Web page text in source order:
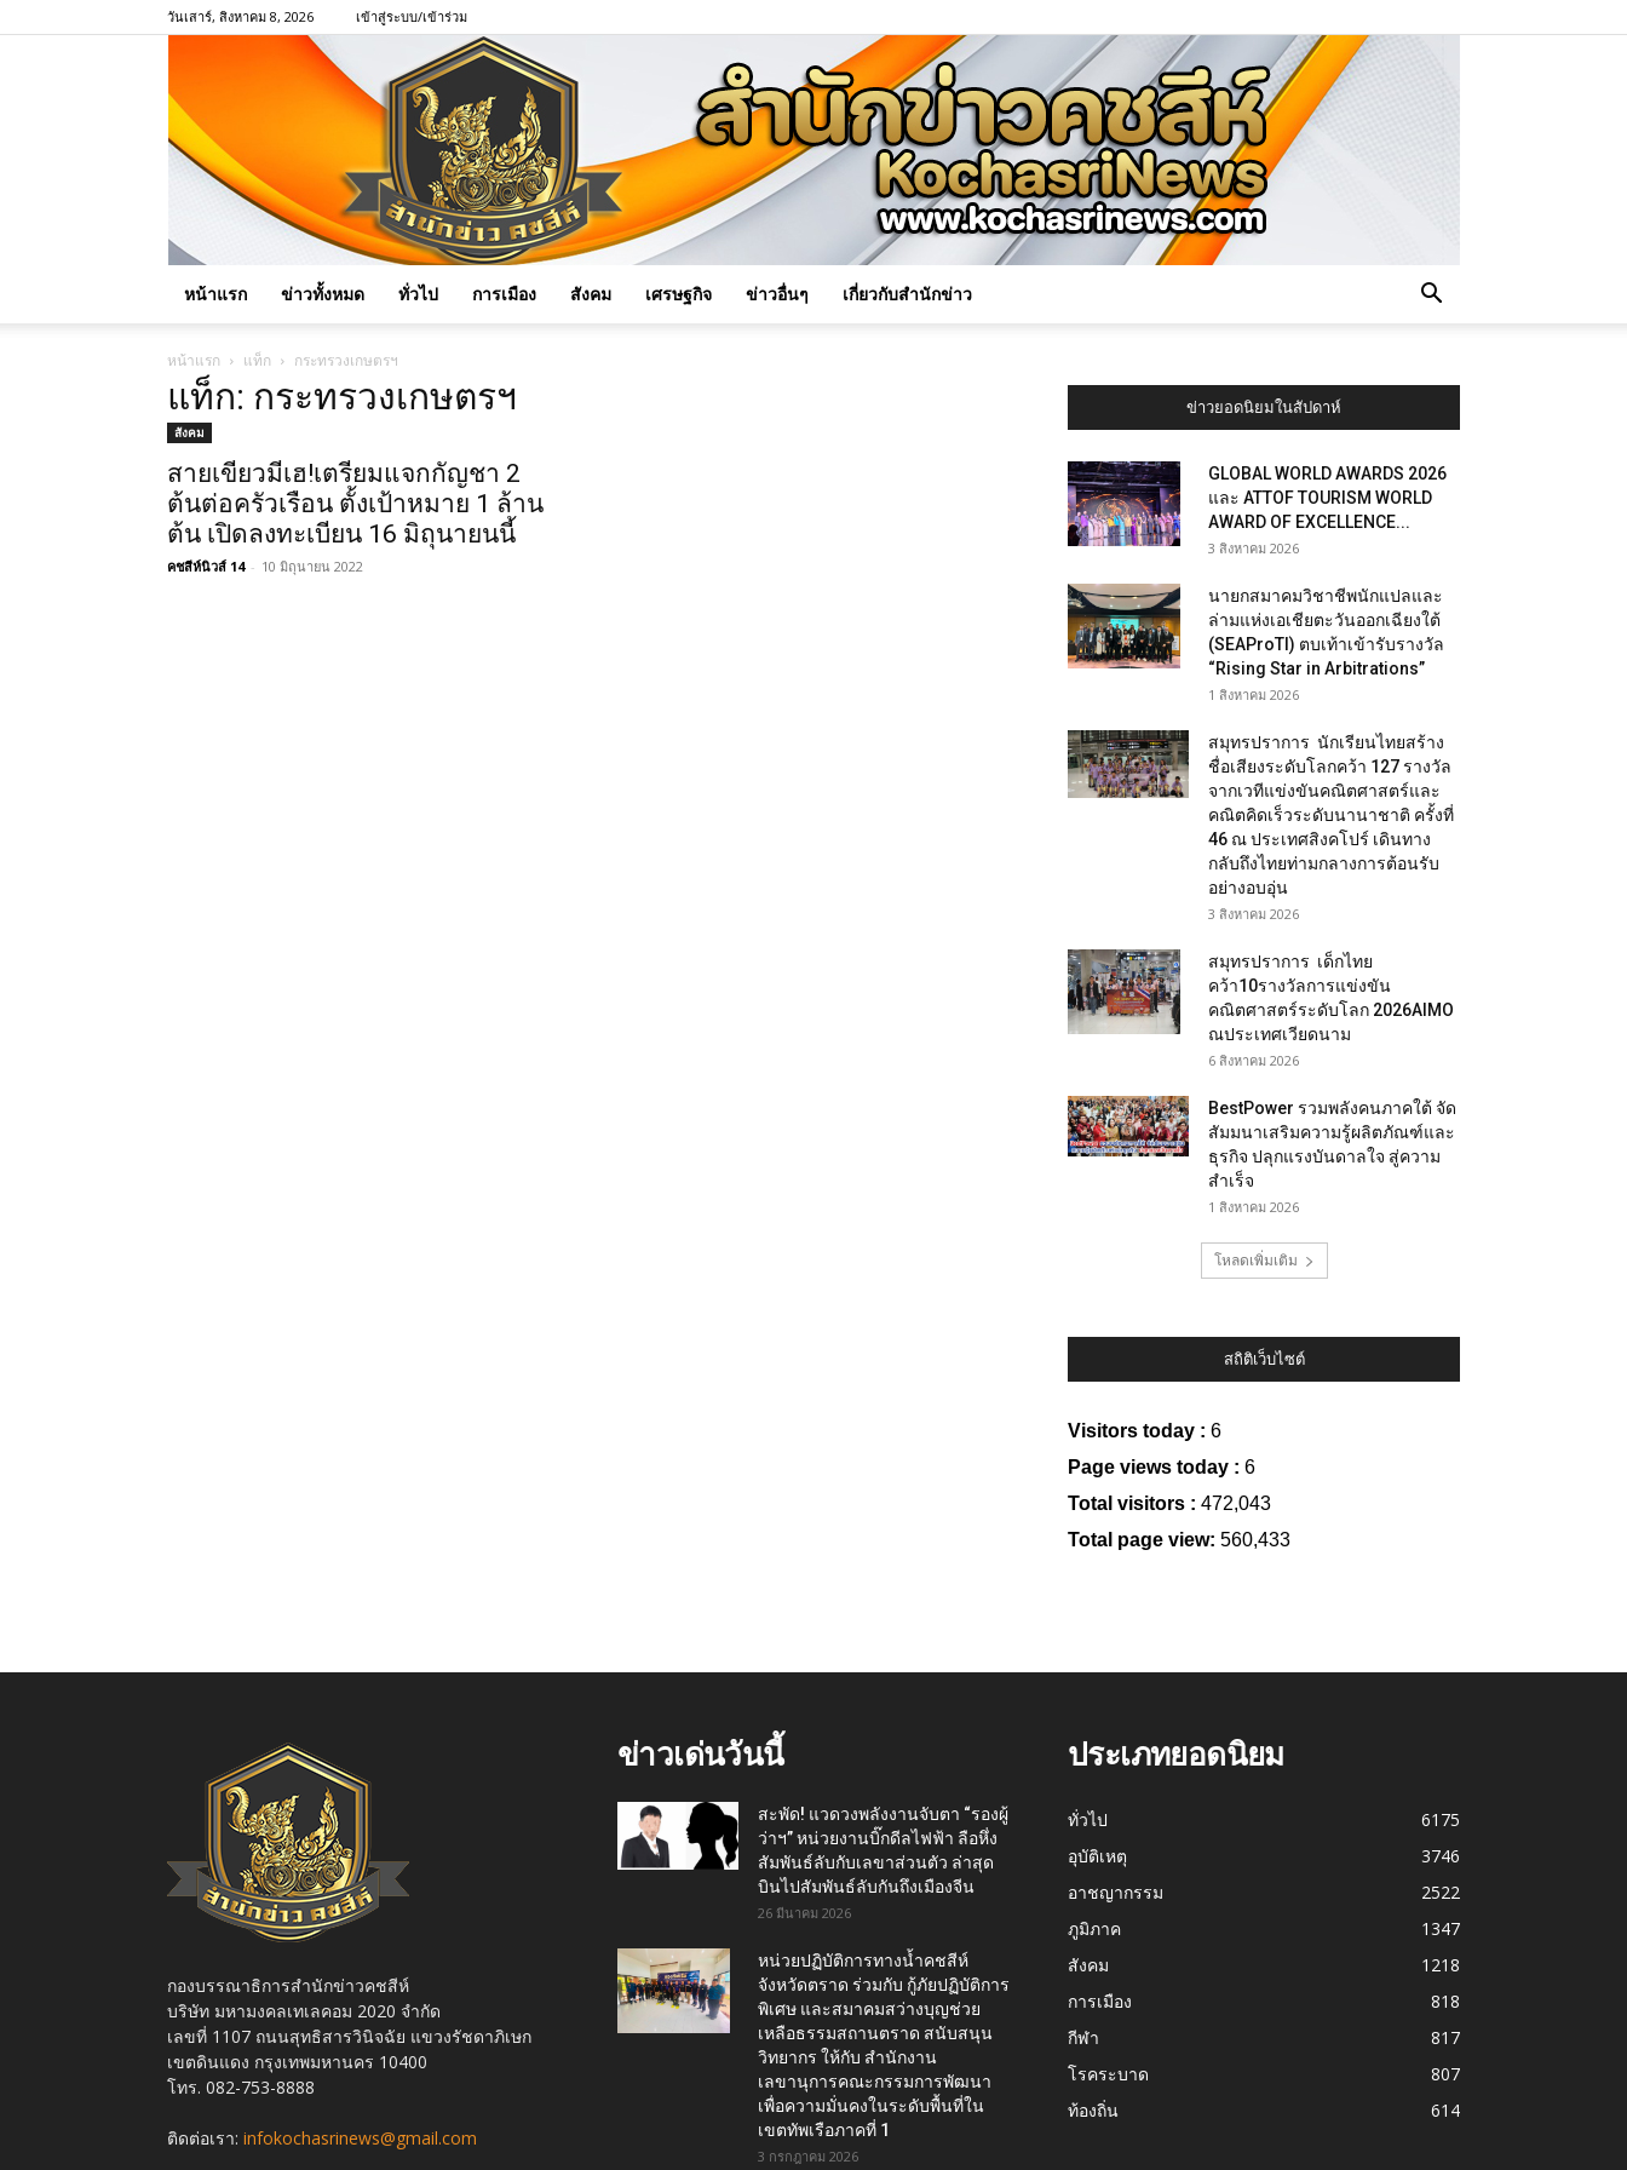
วันเสาร์, สิงหาคม 8, 2026 เข้าสู่ระบบ/เข้าร่วม
หน้าแรก ข่าวทั้งหมด ทั่วไป การเมือง สังคม เศรษฐกิจ ข่าวอื่นๆ เกี่ยวกับสำนักข่าว
หน้าแรก แท็ก กระทรวงเกษตรฯ
แท็ก: กระทรวงเกษตรฯ
สังคม
สายเขียวมีเฮ!เตรียมแจกกัญชา 2
ต้นต่อครัวเรือน ตั้งเป้าหมาย 1 ล้าน
ต้น เปิดลงทะเบียน 16 มิถุนายนนี้
คชสีห์นิวส์ 14 - 10 มิถุนายน 2022
ข่าวยอดนิยมในสัปดาห์
GLOBAL WORLD AWARDS 2026
และ ATTOF TOURISM WORLD
AWARD OF EXCELLENCE...
3 สิงหาคม 2026
นายกสมาคมวิชาชีพนักแปลและ
ล่ามแห่งเอเชียตะวันออกเฉียงใต้
(SEAProTI) ตบเท้าเข้ารับรางวัล
“Rising Star in Arbitrations”
1 สิงหาคม 2026
สมุทรปราการ นักเรียนไทยสร้าง
ชื่อเสียงระดับโลกคว้า 127 รางวัล
จากเวทีแข่งขันคณิตศาสตร์และ
คณิตคิดเร็วระดับนานาชาติ ครั้งที่
46 ณ ประเทศสิงคโปร์ เดินทาง
กลับถึงไทยท่ามกลางการต้อนรับ
อย่างอบอุ่น
3 สิงหาคม 2026
สมุทรปราการ เด็กไทย
คว้า10รางวัลการแข่งขัน
คณิตศาสตร์ระดับโลก 2026AIMO
ณประเทศเวียดนาม
6 สิงหาคม 2026
BestPower รวมพลังคนภาคใต้ จัด
สัมมนาเสริมความรู้ผลิตภัณฑ์และ
ธุรกิจ ปลุกแรงบันดาลใจ สู่ความ
สำเร็จ
1 สิงหาคม 2026
โหลดเพิ่มเติม
สถิติเว็บไซต์
Visitors today : 6
Page views today : 6
Total visitors : 472,043
Total page view: 560,433
กองบรรณาธิการสำนักข่าวคชสีห์
บริษัท มหามงคลเทเลคอม 2020 จำกัด
เลขที่ 1107 ถนนสุทธิสารวินิจฉัย แขวงรัชดาภิเษก
เขตดินแดง กรุงเทพมหานคร 10400
โทร. 082-753-8888
ติดต่อเรา: infokochasrinews@gmail.com
ข่าวเด่นวันนี้
สะพัด! แวดวงพลังงานจับตา “รองผู้
ว่าฯ” หน่วยงานบิ๊กดีลไฟฟ้า ลือหึ่ง
สัมพันธ์ลับกับเลขาส่วนตัว ล่าสุด
บินไปสัมพันธ์ลับกันถึงเมืองจีน
26 มีนาคม 2026
หน่วยปฏิบัติการทางน้ำคชสีห์
จังหวัดตราด ร่วมกับ กู้ภัยปฏิบัติการ
พิเศษ และสมาคมสว่างบุญช่วย
เหลือธรรมสถานตราด สนับสนุน
วิทยากร ให้กับ สำนักงาน
เลขานุการคณะกรรมการพัฒนา
เพื่อความมั่นคงในระดับพื้นที่ใน
เขตทัพเรือภาคที่ 1
3 กรกฎาคม 2026
ประเภทยอดนิยม
ทั่วไป
6175
อุบัติเหตุ
3746
อาชญากรรม
2522
ภูมิภาค
1347
สังคม
1218
การเมือง
818
กีฬา
817
โรคระบาด
807
ท้องถิ่น
614